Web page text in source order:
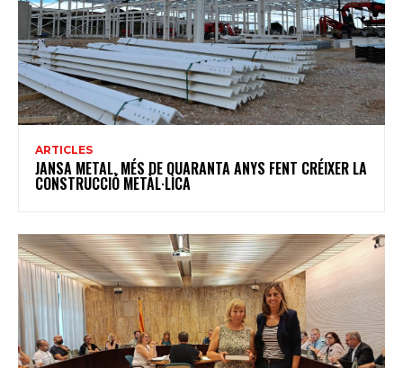
ARTICLES
JANSA METAL, MÉS DE QUARANTA ANYS FENT CRÉIXER LA
CONSTRUCCIÓ METÀL·LICA